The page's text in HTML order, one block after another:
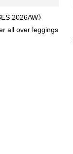
2026AW》
all over leggings